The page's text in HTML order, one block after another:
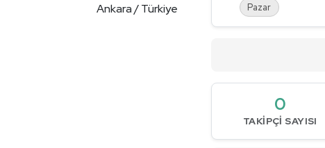
Ankara / Türkiye Pazar
0
TAKIPÇI SAYISI